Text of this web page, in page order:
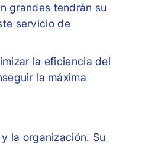
grandes tendrán su
servicio de
la eficiencia del
la máxima
la organización. Su